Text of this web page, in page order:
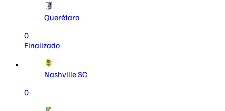
Querétaro
0
Finalizado
Nashville SC
0